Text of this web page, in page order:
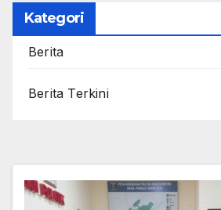
Kategori
Berita
Berita Terkini